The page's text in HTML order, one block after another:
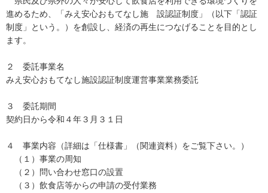
進めるため、「みえ安心おもてなし施 設認証制度」（以下「認証
制度」という。）を創設し、経済の再生につなげることを目的とし
ます。
２ 委託事業名
みえ安心おもてなし施設認証制度運営事業業務委託
３ 委託期間
契約日から令和４年３月３１日
４ 事業内容（詳細は「仕様書」（関連資料）をご覧下さい。）
（１）事業の周知
（２）問い合わせ窓口の設置
（３）飲食店等からの申請の受付業務